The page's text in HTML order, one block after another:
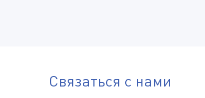
Связаться с нами